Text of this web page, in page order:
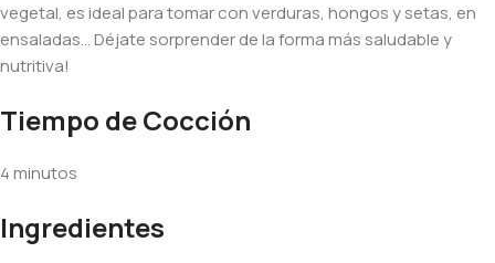
vegetal, es ideal para tomar con verduras, hongos y setas, en
ensaladas… Déjate sorprender de la forma más saludable y
nutritiva!
Tiempo de Cocción
4 minutos
Ingredientes